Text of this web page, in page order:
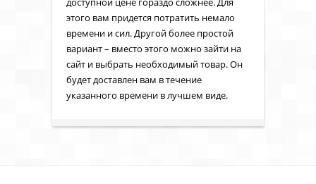
этого вам придется потратить немало
времени и сил. Другой более простой
вариант – вместо этого можно зайти на
сайт и выбрать необходимый товар. Он
будет доставлен вам в течение
указанного времени в лучшем виде.